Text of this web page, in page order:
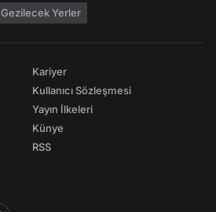
Gezilecek Yerler
Kariyer
Kullanıcı Sözleşmesi
Yayın İlkeleri
Künye
RSS